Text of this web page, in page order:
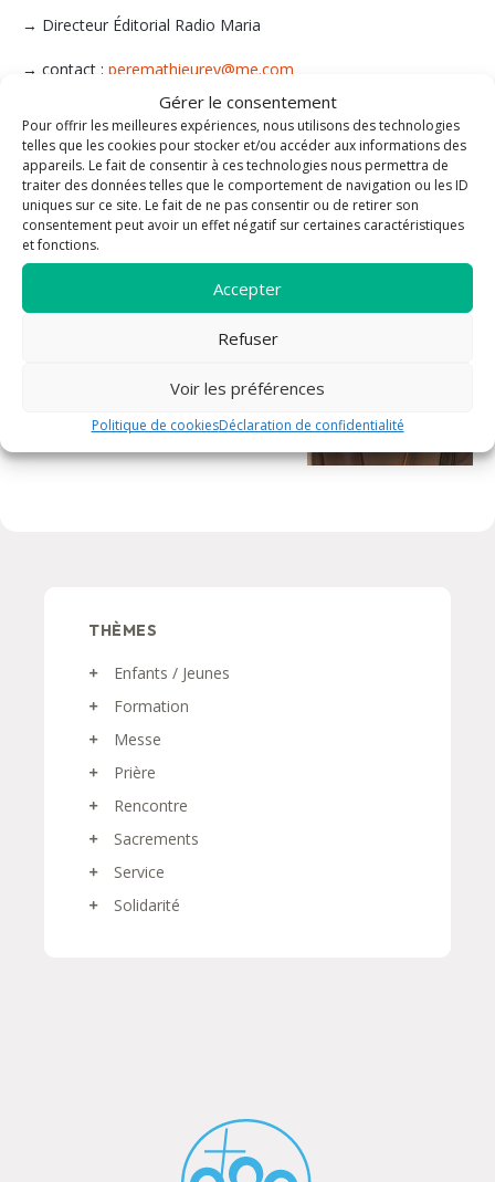
Gérer le consentement
Pour offrir les meilleures expériences, nous utilisons des technologies
telles que les cookies pour stocker et/ou accéder aux informations des
appareils. Le fait de consentir à ces technologies nous permettra de
traiter des données telles que le comportement de navigation ou les ID
uniques sur ce site. Le fait de ne pas consentir ou de retirer son
consentement peut avoir un effet négatif sur certaines caractéristiques
et fonctions.
Accepter
Refuser
Voir les préférences
Politique de cookiesDéclaration de confidentialité
→ Directeur Éditorial Radio Maria
→ contact : peremathieurey@me.com
Soeur Agnès
→ Vierge consacrée, au service de la paroisse.
→ contact :agnes.sndj@gmail.com
THÈMES
Enfants / Jeunes
Formation
Messe
Prière
Rencontre
Sacrements
Service
Solidarité